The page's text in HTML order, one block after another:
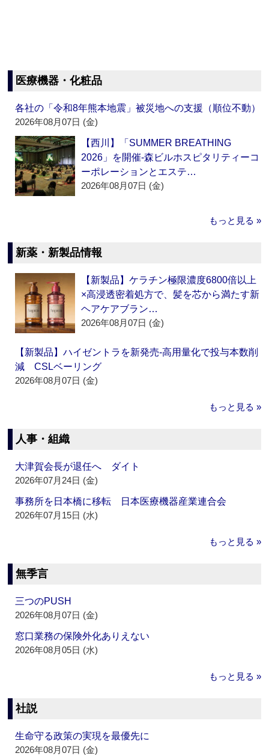
医療機器・化粧品
各社の「令和8年熊本地震」被災地への支援（順位不動）
2026年08月07日 (金)
【西川】「SUMMER BREATHING
2026」を開催‐森ビルホスピタリティーコ
ーポレーションとエステ…
2026年08月07日 (金)
もっと見る »
新薬・新製品情報
【新製品】ケラチン極限濃度6800倍以上
×高浸透密着処方で、髪を芯から満たす新
ヘアケアブラン…
2026年08月07日 (金)
【新製品】ハイゼントラを新発売‐高用量化で投与本数削
減 CSLベーリング
2026年08月07日 (金)
もっと見る »
人事・組織
大津賀会長が退任へ ダイト
2026年07月24日 (金)
事務所を日本橋に移転 日本医療機器産業連合会
2026年07月15日 (水)
もっと見る »
無季言
三つのPUSH
2026年08月07日 (金)
窓口業務の保険外化ありえない
2026年08月05日 (水)
もっと見る »
社説
生命守る政策の実現を最優先に
2026年08月07日 (金)